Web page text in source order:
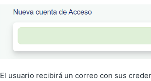
El usuario recibirá un correo con sus